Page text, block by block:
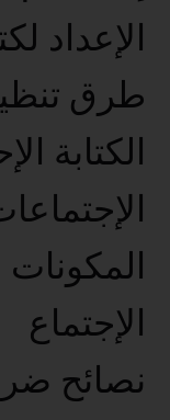
الإعداد
طرق
الكتابة
الإجتماع
نصائح